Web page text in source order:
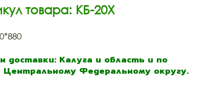
товара: КБ-20Х
доставки: Калуга и область и по
Центральному Федеральному округу.